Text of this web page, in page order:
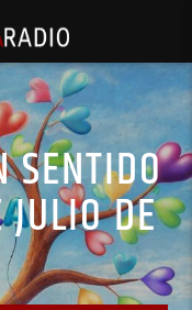
SENTIDO
DE